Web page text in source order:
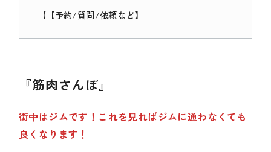
【 【予約/質問/依頼など】
『筋肉さんぽ』
街中はジムです！これを見ればジムに通わなくても
良くなります！